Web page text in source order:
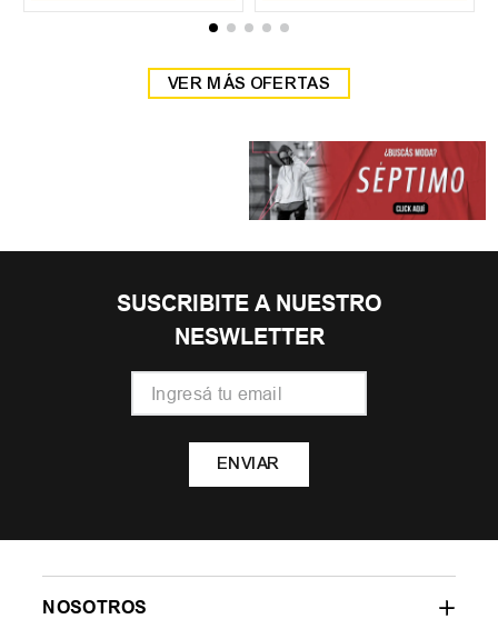
VER MÁS OFERTAS
SUSCRIBITE A NUESTRO
NESWLETTER
ENVIAR
NOSOTROS